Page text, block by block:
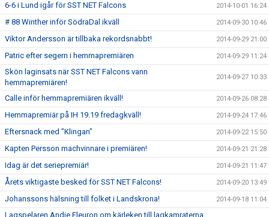
6-6 i Lund igår för SST NET Falcons 2014-10-01 16:24
# 88 Winther inför SödraDal ikväll 2014-09-30 10:46
Viktor Andersson är tillbaka rekordsnabbt! 2014-09-29 21:00
Patric efter segern i hemmapremiären 2014-09-29 11:24
Skön laginsats när SST NET Falcons vann
hemmapremiären!
2014-09-27 10:33
Calle inför hemmapremiären ikväll! 2014-09-26 08:28
Hemmapremiär på IH 19.19 fredagkväll! 2014-09-24 17:46
Eftersnack med "Klingan" 2014-09-22 15:50
Kapten Persson machvinnare i premiären! 2014-09-21 21:28
Idag är det seriepremiär! 2014-09-21 11:47
Årets viktigaste besked för SST NET Falcons! 2014-09-20 13:49
Johanssons hälsning till folket i Landskrona! 2014-09-18 11:04
Lagspelaren Andie Fleuron om kärleken till lagkamraterna,